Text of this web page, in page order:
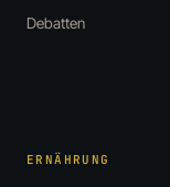
Debatten
ERNÄHRUNG